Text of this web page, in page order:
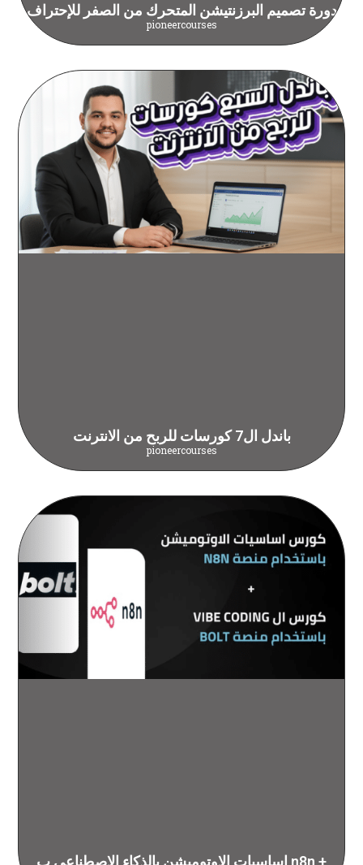
دورة تصميم البرزنتيشن المتحرك من الصفر للإحتراف
pioneercourses
باندل ال7 كورسات للربح من الانترنت
pioneercourses
اساسيات الاوتوميشن بالذكاء الاصطناعي ب n8n +